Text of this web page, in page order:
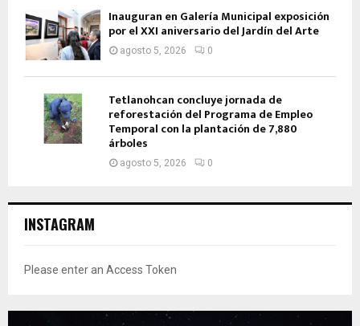
Inauguran en Galería Municipal exposición
por el XXI aniversario del Jardín del Arte
agosto 5, 2026 0
Tetlanohcan concluye jornada de
reforestación del Programa de Empleo
Temporal con la plantación de 7,880
árboles
agosto 5, 2026 0
INSTAGRAM
Please enter an Access Token